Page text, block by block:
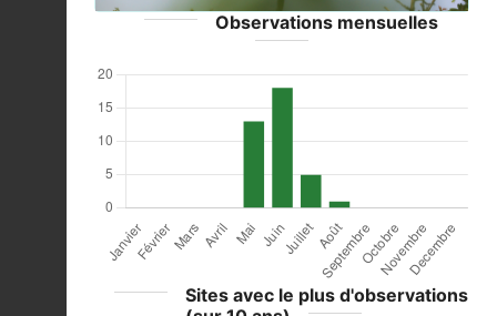
Observations mensuelles
Sites avec le plus d'observations